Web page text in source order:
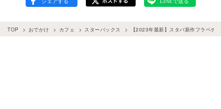
TOP おでかけ カフェ スターバックス 【2023年最新】スタバ新作フラペチ